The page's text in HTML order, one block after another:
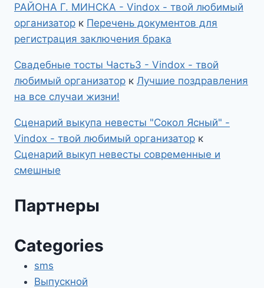
РАЙОНА Г. МИНСКА - Vindox - твой любимый
организатор к Перечень документов для
регистрация заключения брака
Свадебные тосты Часть3 - Vindox - твой
любимый организатор к Лучшие поздравления
на все случаи жизни!
Сценарий выкупа невесты "Сокол Ясный" -
Vindox - твой любимый организатор к
Сценарий выкуп невесты современные и
смешные
Партнеры
Categories
sms
Выпускной